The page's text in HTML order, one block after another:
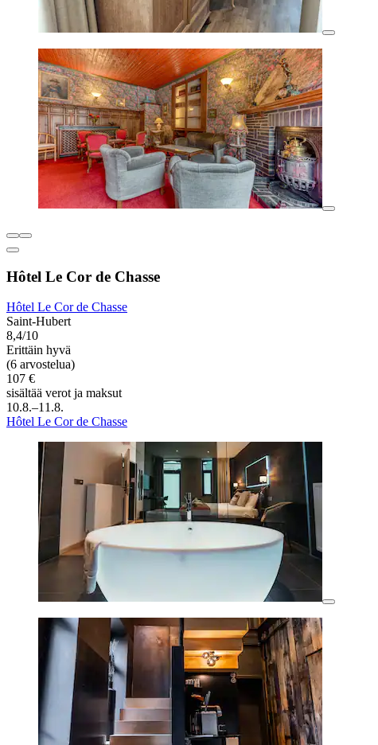
Hôtel Le Cor de Chasse
Hôtel Le Cor de Chasse
Saint-Hubert
8,4/10
Erittäin hyvä
(6 arvostelua)
107 €
sisältää verot ja maksut
10.8.–11.8.
Hôtel Le Cor de Chasse